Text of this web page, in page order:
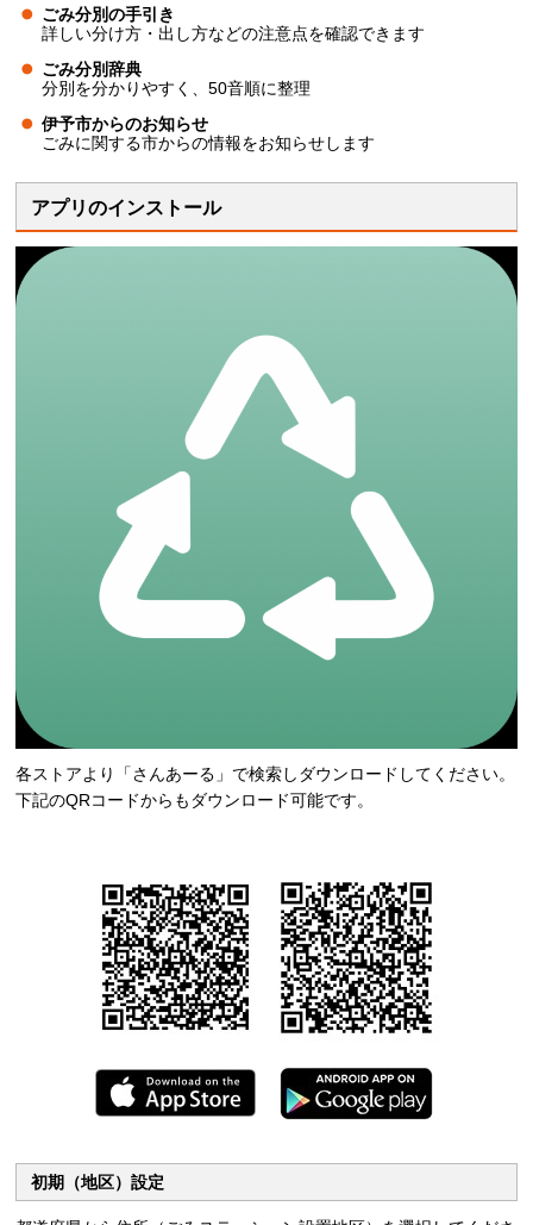
ごみ分別の手引き
詳しい分け方・出し方などの注意点を確認できます
ごみ分別辞典
分別を分かりやすく、50音順に整理
伊予市からのお知らせ
ごみに関する市からの情報をお知らせします
アプリのインストール
各ストアより「さんあーる」で検索しダウンロードしてください。
下記のQRコードからもダウンロード可能です。
初期（地区）設定